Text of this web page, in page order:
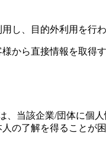
し、目的外利用を行
から直接情報を取得
当該企業/団体に個
の了解を得ることが